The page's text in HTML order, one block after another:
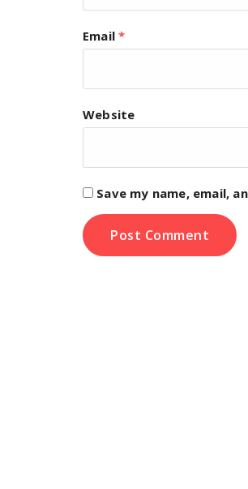
Email*
Website
Save my name, email,